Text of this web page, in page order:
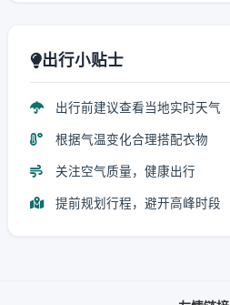
出行小贴士
出行前建议查看当地实时天气
根据气温变化合理搭配衣物
关注空气质量，健康出行
提前规划行程，避开高峰时段